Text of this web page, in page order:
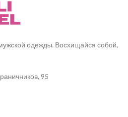
одежды. Восхищайся собой,
95